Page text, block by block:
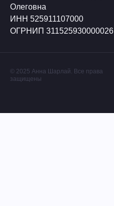
Олеговна
ИНН 525911107000
ОГРНИП 311525930000026
© 2025 Анна Шарлай. Все права
защищены